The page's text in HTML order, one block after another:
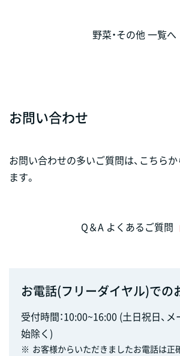
野菜・その他 一覧へ
お問い合わせ
お問い合わせの多いご質問は、こちら
ます。
Q＆A よくあるご質問
お電話(フリーダイヤル)での
受付時間：10:00~16:00 (土日祝日、メ
始除く)
※ お客様からいただきましたお電話は正